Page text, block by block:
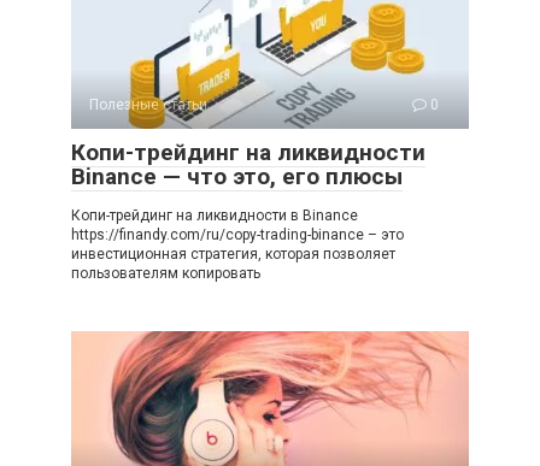
Полезные статьи 0
Копи-трейдинг на ликвидности
Binance — что это, его плюсы
Копи-трейдинг на ликвидности в Binance
https://finandy.com/ru/copy-trading-binance – это
инвестиционная стратегия, которая позволяет
пользователям копировать